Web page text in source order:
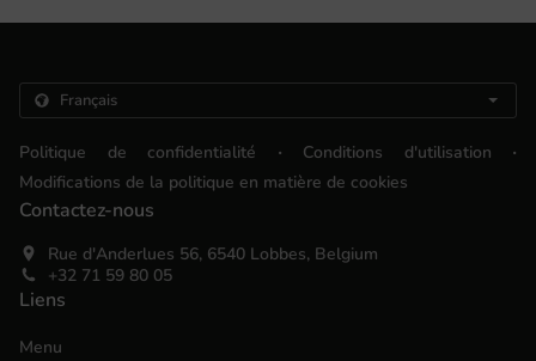
Politique de confidentialité . Conditions d'utilisation .
Modifications de la politique en matière de cookies
Contactez-nous
Rue d'Anderlues 56, 6540 Lobbes, Belgium
+32 71 59 80 05
Liens
Menu